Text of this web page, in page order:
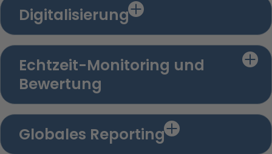
Digitalisierung
Echtzeit-Monitoring und
Bewertung
Globales Reporting